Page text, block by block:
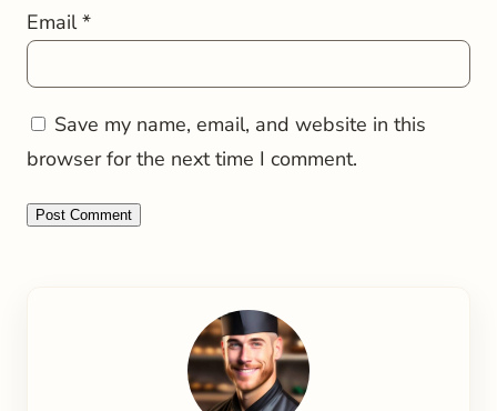
Email*
Save my name, email, and website in this
browser for the next time I comment.